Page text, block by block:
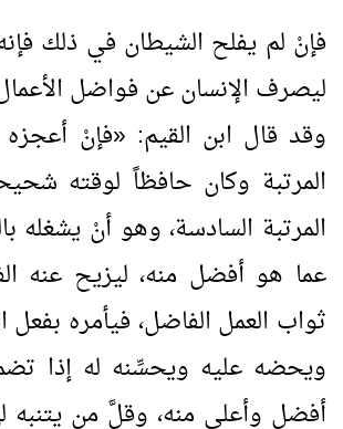
فإنْ لم يفلح الشيطان في ذلك
ليصرف الإنسان عن فواضل
وقد قال ابن القيم: «فإنْ
المرتبة وكان حافظاً لوقته
المرتبة السادسة، وهو أنْ يشغله
عما هو أفضل منه، ليزيح عنه
ثواب العمل الفاضل، فيأمره
ويحضه عليه ويحسِّنه له إذا
أفضل وأعلى منه، وقلَّ من يتنبه